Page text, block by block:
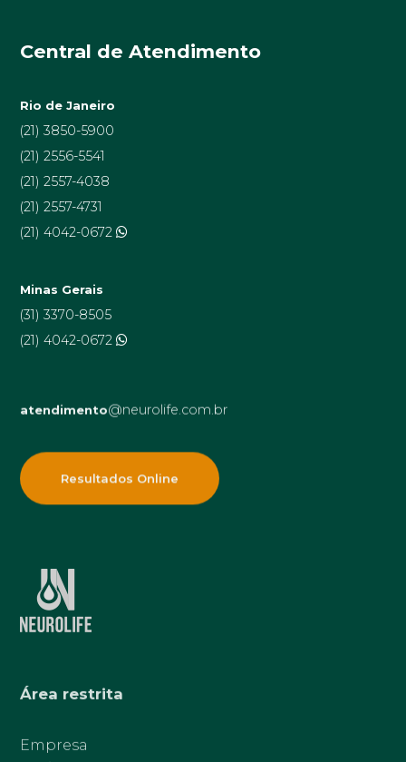
Paciente
Central de Atendimento
Rio de Janeiro
(21) 3850-5900
(21) 2556-5541
(21) 2557-4038
(21) 2557-4731
(21) 4042-0672
Minas Gerais
(31) 3370-8505
(21) 4042-0672
atendimento@neurolife.com.br
Resultados Online